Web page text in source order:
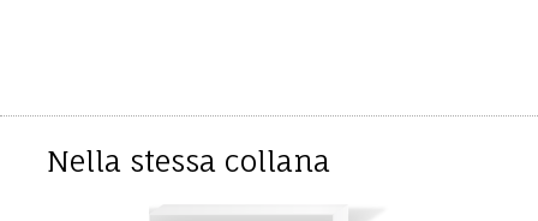
Nella stessa collana